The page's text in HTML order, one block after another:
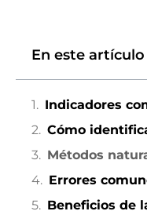
En este artículo
Indicadores
Cómo
Métodos
Errores
Beneficios de